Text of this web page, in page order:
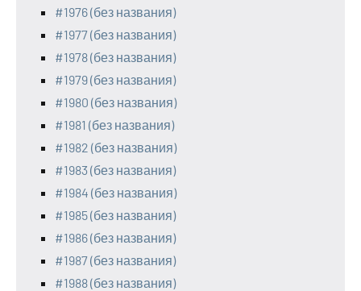
#1976 (без названия)
#1977 (без названия)
#1978 (без названия)
#1979 (без названия)
#1980 (без названия)
#1981 (без названия)
#1982 (без названия)
#1983 (без названия)
#1984 (без названия)
#1985 (без названия)
#1986 (без названия)
#1987 (без названия)
#1988 (без названия)